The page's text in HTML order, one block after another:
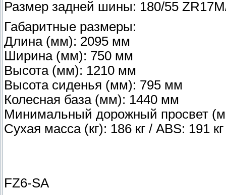
Размер задней шины: 180/55
Габаритные размеры:
Длина (мм): 2095 мм
Ширина (мм): 750 мм
Высота (мм): 1210 мм
Высота сиденья (мм): 795 мм
Колесная база (мм): 1440 мм
Минимальный дорожный просвет
Сухая масса (кг): 186 кг / ABS: 191 кг
FZ6-SA